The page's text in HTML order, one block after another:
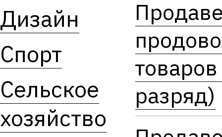
Дизайн
Спорт
Сельское
хозяйство
разряд)